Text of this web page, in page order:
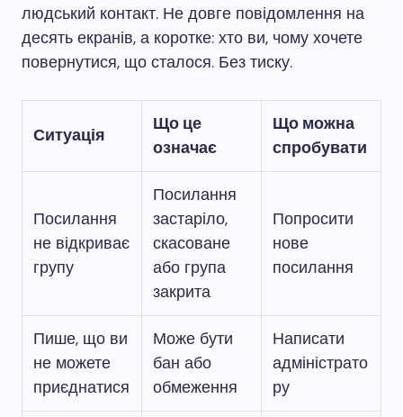
людський контакт. Не довге повідомлення на
десять екранів, а коротке: хто ви, чому хочете
повернутися, що сталося. Без тиску.
Ситуація
Що це
означає
Що можна
спробувати
Посилання
не відкриває
групу
Посилання
застаріло,
скасоване
або група
закрита
Попросити
нове
посилання
Пише, що ви
не можете
приєднатися
Може бути
бан або
обмеження
Написати
адміністрато
ру